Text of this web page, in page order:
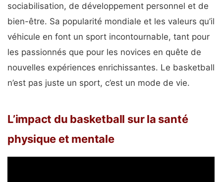
sociabilisation, de développement personnel et de
bien-être. Sa popularité mondiale et les valeurs qu’il
véhicule en font un sport incontournable, tant pour
les passionnés que pour les novices en quête de
nouvelles expériences enrichissantes. Le basketball
n’est pas juste un sport, c’est un mode de vie.
L’impact du basketball sur la santé
physique et mentale